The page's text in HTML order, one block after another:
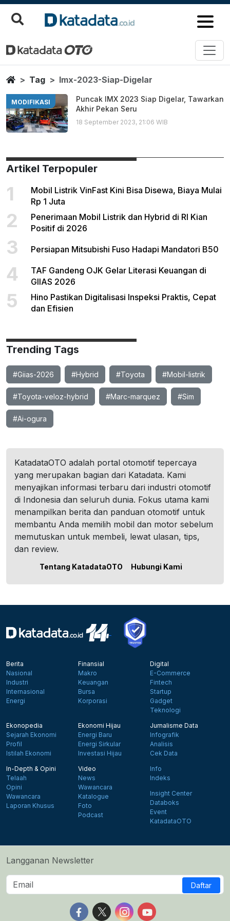
Imx 2023 Siap Digelar
Berita Terbaru
HomeTag Imx-2023-Siap-Digelar
MODIFIKASI
Puncak IMX 2023 Siap Digelar, Tawarkan
Akhir Pekan Seru
18 September 2023, 21:06 WIB
Artikel Terpopuler
1
Mobil Listrik VinFast Kini Bisa Disewa, Biaya Mulai
Rp 1 Juta
2
Penerimaan Mobil Listrik dan Hybrid di RI Kian
Positif di 2026
3 Persiapan Mitsubishi Fuso Hadapi Mandatori B50
4
TAF Gandeng OJK Gelar Literasi Keuangan di
GIIAS 2026
5
Hino Pastikan Digitalisasi Inspeksi Praktis, Cepat
dan Efisien
Trending Tags
#Giias-2026 #Hybrid #Toyota #Mobil-listrik
#Toyota-veloz-hybrid #Marc-marquez #Sim
#Ai-ogura
KatadataOTO adalah portal otomotif tepercaya
yang merupakan bagian dari Katadata. Kami
menyajikan informasi terbaru dari industri otomotif
di Indonesia dan seluruh dunia. Fokus utama kami
menampilkan berita dan panduan otomotif untuk
membantu Anda memilih mobil dan motor sebelum
memutuskan untuk membeli, lewat ulasan, tips,
dan review.
Tentang KatadataOTO Hubungi Kami
Berita
Nasional
Industri
Internasional
Energi
Finansial
Makro
Keuangan
Bursa
Korporasi
Digital
E-Commerce
Fintech
Startup
Gadget
Teknologi
Ekonopedia
Sejarah Ekonomi
Profil
Istilah Ekonomi
Ekonomi Hijau
Energi Baru
Energi Sirkular
Investasi Hijau
Jurnalisme Data
Infografik
Analisis
Cek Data
In-Depth & Opini
Telaah
Opini
Wawancara
Laporan Khusus
Video
News
Wawancara
Katalogue
Foto
Podcast
Info
Indeks
Insight Center
Databoks
Event
KatadataOTO
Langganan Newsletter
Daftar
Follow us on Facebook
Follow us on X
Follow us on Instagram
Follow us on